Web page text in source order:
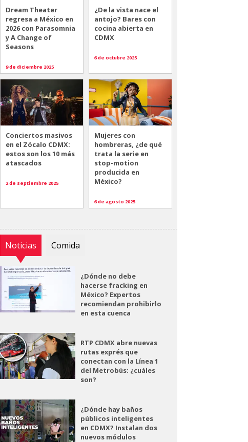
Dream Theater
regresa a México en
2026 con Parasomnia
y A Change of
Seasons
9 de diciembre 2025
¿De la vista nace el
antojo? Bares con
cocina abierta en
CDMX
6 de octubre 2025
Conciertos masivos
en el Zócalo CDMX:
estos son los 10 más
atascados
2 de septiembre 2025
Mujeres con
hombreras, ¿de qué
trata la serie en
stop-motion
producida en
México?
6 de agosto 2025
Noticias Comida
¿Dónde no debe
hacerse fracking en
México? Expertos
recomiendan prohibirlo
en esta cuenca
RTP CDMX abre nuevas
rutas exprés que
conectan con la Línea 1
del Metrobús: ¿cuáles
son?
¿Dónde hay baños
públicos inteligentes
en CDMX? Instalan dos
nuevos módulos